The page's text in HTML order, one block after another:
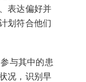
表达偏好并
划符合他们
参与其中的患
况，识别早